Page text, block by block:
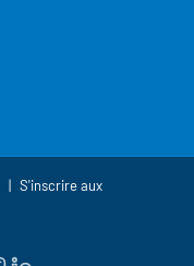
S'inscrire aux